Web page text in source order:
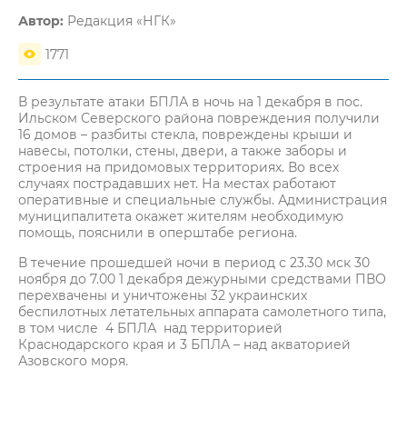
Автор: Редакция «НГК»
1771
В результате атаки БПЛА в ночь на 1 декабря в пос.
Ильском Северского района повреждения получили
16 домов – разбиты стекла, повреждены крыши и
навесы, потолки, стены, двери, а также заборы и
строения на придомовых территориях. Во всех
случаях пострадавших нет. На местах работают
оперативные и специальные службы. Администрация
муниципалитета окажет жителям необходимую
помощь, пояснили в оперштабе региона.
В течение прошедшей ночи в период с 23.30 мск 30
ноября до 7.00 1 декабря дежурными средствами ПВО
перехвачены и уничтожены 32 украинских
беспилотных летательных аппарата самолетного типа,
в том числе 4 БПЛА над территорией
Краснодарского края и 3 БПЛА – над акваторией
Азовского моря.